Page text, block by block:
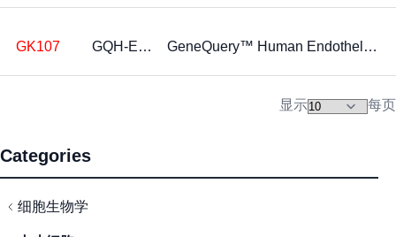
Categories
细胞生物学
GK107 GQH-EDN GeneQuery™ Human Endothelin Signaling qPCR Array Kit
显示 每页